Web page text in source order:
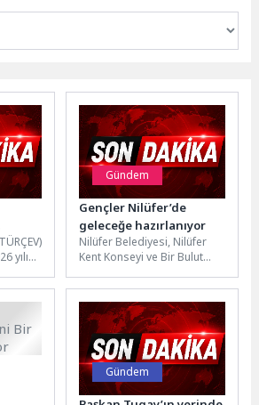
yılı
fazla...
Gündem
Gençler Nilüfer’de
geleceğe hazırlanıyor
Nilüfer Belediyesi, Nilüfer
Kent Konseyi ve Bir Bulut
yürütülen ve gençlerin...
Gündem